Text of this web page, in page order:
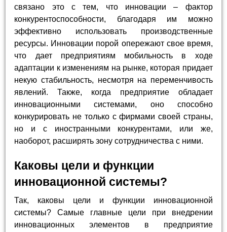
связано это с тем, что инновации – фактор
конкурентоспособности, благодаря им можно
эффективно использовать производственные
ресурсы. Инновации порой опережают свое время,
что дает предприятиям мобильность в ходе
адаптации к изменениям на рынке, которая придает
некую стабильность, несмотря на переменчивость
явлений. Также, когда предприятие обладает
инновационными системами, оно способно
конкурировать не только с фирмами своей страны,
но и с иностранными конкурентами, или же,
наоборот, расширять зону сотрудничества с ними.
Каковы цели и функции
инновационной системы?
Так, каковы цели и функции инновационной
системы? Самые главные цели при внедрении
инновационных элементов в предприятие